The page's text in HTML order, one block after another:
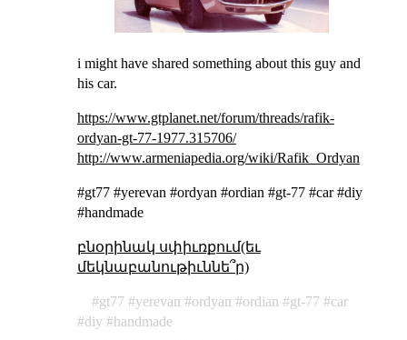
i might have shared something about this guy and
his car.
https://www.gtplanet.net/forum/threads/rafik-
ordyan-gt-77-1977.315706/
http://www.armeniapedia.org/wiki/Rafik_Ordyan
#gt77 #yerevan #ordyan #ordian #gt-77 #car #diy
#handmade
բնօրինակ սփիւռքում(եւ
մեկնաբանութիւննե՞ր)
gt77 yerevan ordyan ordian gt-77
car
diy
handmade